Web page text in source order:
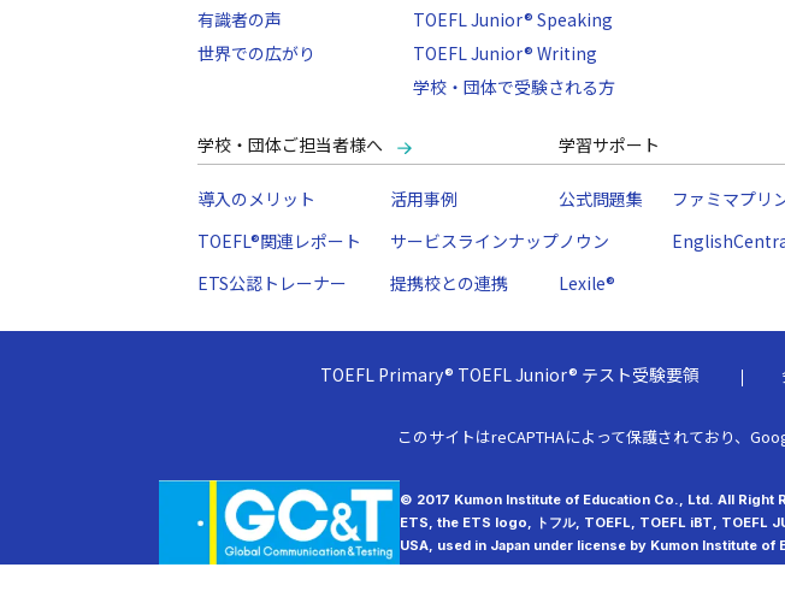
有識者の声
世界での広がり
TOEFL Junior® Speaking
TOEFL Junior® Writing
学校・団体で受験される方
学校・団体ご担当者様へ
導入のメリット
活用事例
TOEFL®関連レポート
サービスラインナップ
ETS公認トレーナー
提携校との連携
学習サポート
公式問題集
ファミマプリ
ノウン
Lexile®
TOEFL Primary® TOEFL Junior® テスト受験要領
このサイトはreCAPTHAによって保護されており、
© 2017 Kumon Institute of Education Co., Ltd. All Right
ETS, the ETS logo, トフル, TOEFL, TOEFL iBT, TOEFL
USA, used in Japan under license by Kumon Institute of